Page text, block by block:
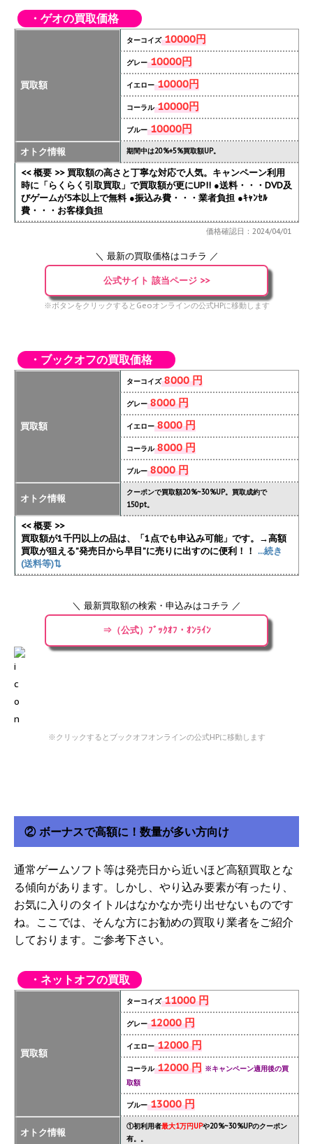
・ゲオの買取価格
買取額
ターコイズ10000円
グレー10000円
イエロー10000円
コーラル10000円
ブルー10000円
オトク情報 期間中は20%+5%買取額UP。
<< 概要 >> 買取額の高さと丁寧な対応で人気。キャンペーン利用
時に「らくらく引取買取」で買取額が更にUP!! ●送料・・・DVD及
びゲームが5本以上で無料 ●振込み費・・・業者負担 ●ｷｬﾝｾﾙ
費・・・お客様負担
価格確認日：2024/04/01
＼ 最新の買取価格はコチラ ／
公式サイト 該当ページ >>
※ボタンをクリックするとGeoオンラインの公式HPに移動します
・ブックオフの買取価格
買取額
ターコイズ8000 円
グレー8000 円
イエロー8000 円
コーラル8000 円
ブルー8000 円
オトク情報
クーポンで買取額20%~30%UP。買取成約で
150pt。
<< 概要 >>
買取額が1千円以上の品は、「1点でも申込み可能」です。→高額
買取が狙える”発売日から早目”に売りに出すのに便利！！ ...続き
(送料等)⇅
＼ 最新買取額の検索・申込みはコチラ ／
⇒（公式）ﾌﾞｯｸｵﾌ・ｵﾝﾗｲﾝ
※クリックするとブックオフオンラインの公式HPに移動します
② ボーナスで高額に！数量が多い方向け
通常ゲームソフト等は発売日から近いほど高額買取とな
る傾向があります。しかし、やり込み要素が有ったり、
お気に入りのタイトルはなかなか売り出せないものです
ね。ここでは、そんな方にお勧めの買取り業者をご紹介
しております。ご参考下さい。
・ネットオフの買取
買取額
ターコイズ11000 円
グレー12000 円
イエロー12000 円
コーラル12000 円 ※キャンペーン適用後の買
取額
ブルー13000 円
オトク情報
①初利用者最大1万円UPや20%~30%UPのクーポン
有。。